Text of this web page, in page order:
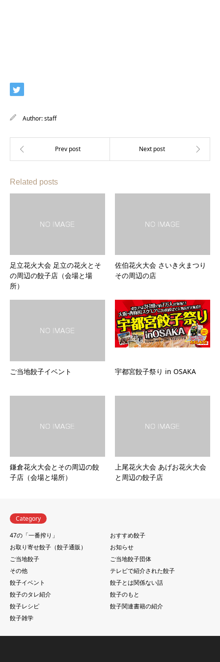
Author:staff
Related posts
足立花火大会 足立の花火とそ
の周辺の餃子店（会場と場
所）
佐伯花火大会 さいき火まつり
その周辺の店
ご当地餃子イベント 宇都宮餃子祭り in OSAKA
鎌倉花火大会とその周辺の餃
子店（会場と場所）
上尾花火大会 あげお花火大会
と周辺の餃子店
Category
47の「一番搾り」
おすすめ餃子
お取り寄せ餃子（餃子通販）
お知らせ
ご当地餃子
ご当地餃子団体
その他
テレビで紹介された餃子
餃子イベント
餃子とは関係ない話
餃子のタレ紹介
餃子のもと
餃子レシピ
餃子関連書籍の紹介
餃子雑学